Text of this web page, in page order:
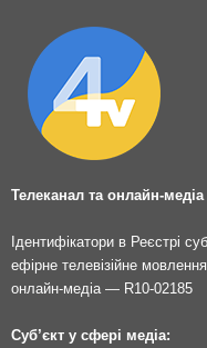
Телеканал та онлайн-медіа
Ідентифікатори в Реєстрі
ефірне телевізійне
онлайн-медіа — R10-02185
Суб’єкт у сфері медіа: